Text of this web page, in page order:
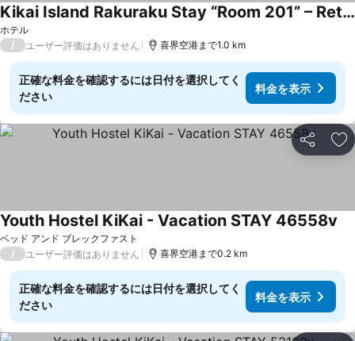
ホテル
Kikai Island Rakuraku Stay “Room 201” – Retro island life in a tropical nostalgic apartment.
料金を表示
/ ユーザー評価はありません 喜界空港まで1.0 km
正確な料金を確認するには日付を選択してく
ださい
料金を表示
シェア お
ベッド アンド ブレックファスト
Youth Hostel KiKai - Vacation STAY 46558v
/ ユーザー評価はありません 喜界空港まで0.2 km
正確な料金を確認するには日付を選択してく
ださい
料金を表示